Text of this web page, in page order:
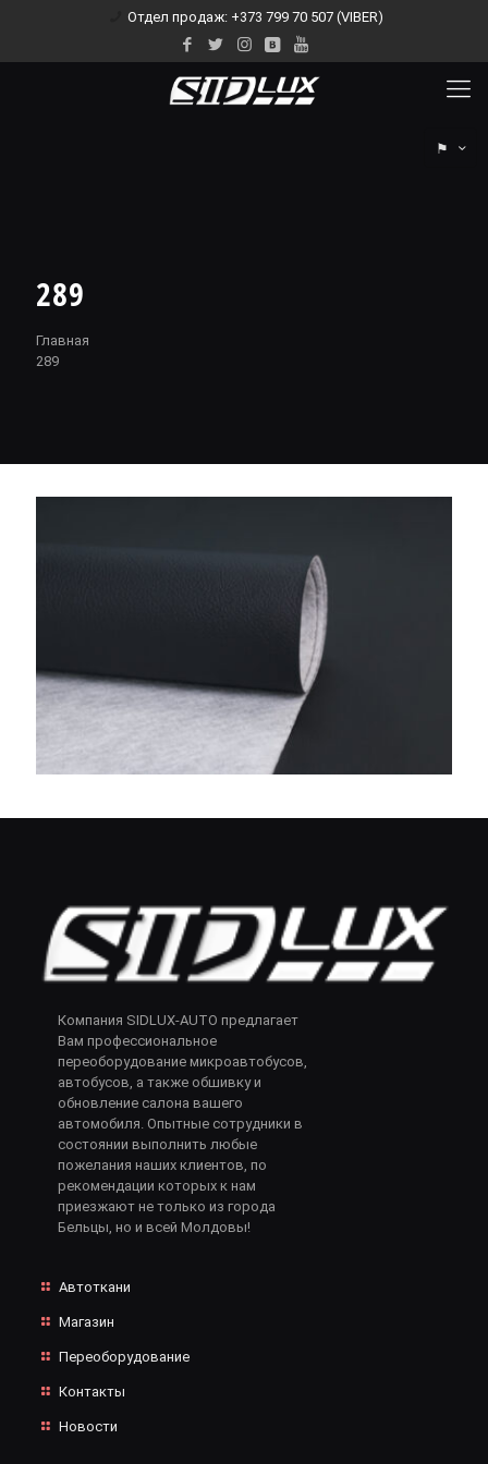
Отдел продаж: +373 799 70 507 (VIBER)
⚑
289
Главная
289
Компания SIDLUX-AUTO предлагает
Вам профессиональное
переоборудование микроавтобусов,
автобусов, а также обшивку и
обновление салона вашего
автомобиля. Опытные сотрудники в
состоянии выполнить любые
пожелания наших клиентов, по
рекомендации которых к нам
приезжают не только из города
Бельцы, но и всей Молдовы!
Автоткани
Магазин
Переоборудование
Контакты
Новости